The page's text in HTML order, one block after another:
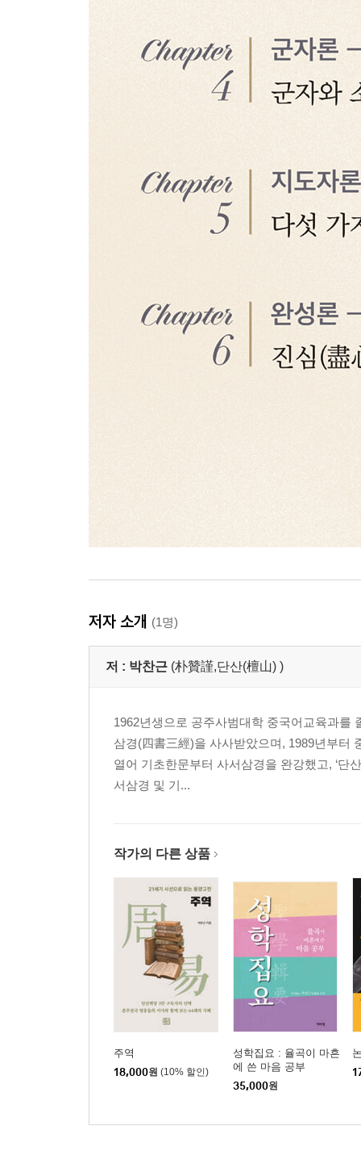
저자 소개 (1명)
저 : 박찬근 (朴贊謹,단산(檀山) )
1962년생으로 공주사범대학 중국어교육과를
삼경(四書三經)을 사사받았으며, 1989년부터
열어 기초한문부터 사서삼경을 완강했고, ‘단
서삼경 및 기...
작가의 다른 상품
주역
18,000원 (10% 할인)
성학집요 : 율곡이 마흔
에 쓴 마음 공부
35,000원